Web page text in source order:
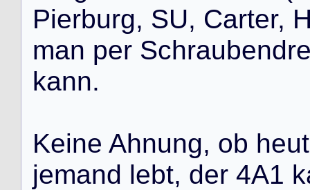
Pierburg, SU, Carter,
man per Schraubendr
kann.
Keine Ahnung, ob heut
jemand lebt, der 4A1 k